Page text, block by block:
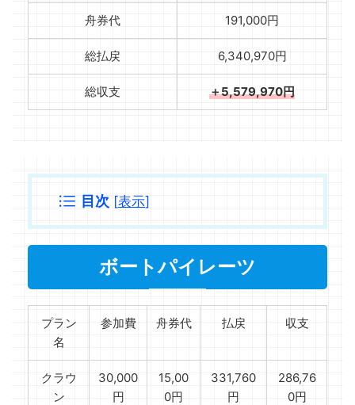
舟券代 191,000円
総払戻 6,340,970円
総収支 ＋5,579,970円
目次 [表示]
ボートパイレーツ
プラン
名
参加費 舟券代 払戻 収支
クラウ
ン
30,000
円
15,00
0円
331,760
円
286,76
0円